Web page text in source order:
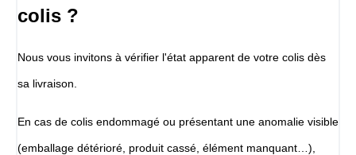
colis ?
Nous vous invitons à vérifier l'état apparent de votre colis dès
sa livraison.
En cas de colis endommagé ou présentant une anomalie visible
(emballage détérioré, produit cassé, élément manquant…),